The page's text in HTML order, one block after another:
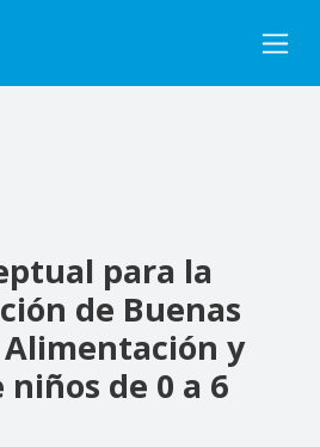
para la
de Buenas
y
de 0 a 6